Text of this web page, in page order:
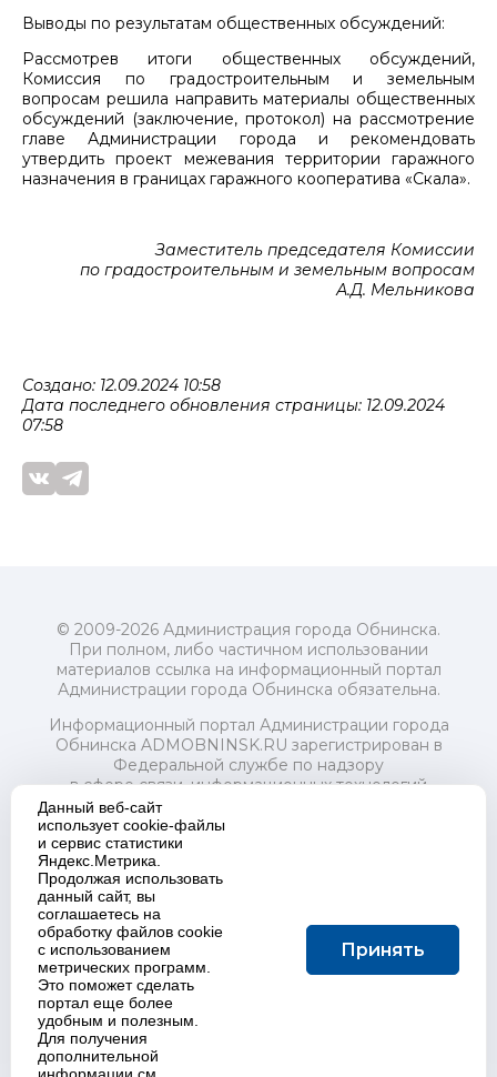
Выводы по результатам общественных обсуждений:
Рассмотрев итоги общественных обсуждений,
Комиссия по градостроительным и земельным
вопросам решила направить материалы общественных
обсуждений (заключение, протокол) на рассмотрение
главе Администрации города и рекомендовать
утвердить проект межевания территории гаражного
назначения в границах гаражного кооператива «Скала».
Заместитель председателя Комиссии
по градостроительным и земельным вопросам
А.Д. Мельникова
Создано: 12.09.2024 10:58
Дата последнего обновления страницы: 12.09.2024
07:58
© 2009-2026 Администрация города Обнинска.
При полном, либо частичном использовании
материалов ссылка на информационный портал
Администрации города Обнинска обязательна.
Информационный портал Администрации города
Обнинска ADMOBNINSK.RU зарегистрирован в
Федеральной службе по надзору
в сфере связи, информационных технологий
и массовых коммуникаций (Роскомнадзор) 24 июля
2018 года.
Свидетельство о регистрации Эл № ФС77-73321
Учредитель: Администрация (исполнительно-
распорядительный орган) городского округа "Город
Обнинск". Главный редактор: Байкова Е.А.
Адрес электронной почты Редакции:
redactor@admobninsk.ru
Телефон Редакции: +7 (484) 395-85-85
Настоящий ресурс содержит материалы 18+
Политика в отношении обработки персональных
Данный веб-сайт
использует cookie-файлы
и сервис статистики
Яндекс.Метрика.
Продолжая использовать
данный сайт, вы
соглашаетесь на
обработку файлов cookie
с использованием
метрических программ.
Это поможет сделать
портал еще более
удобным и полезным.
Для получения
дополнительной
Принять